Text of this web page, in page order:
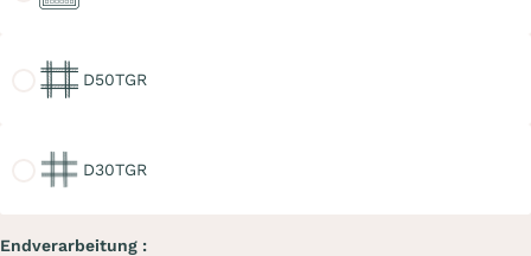
D50TGR
D30TGR
Endverarbeitung :